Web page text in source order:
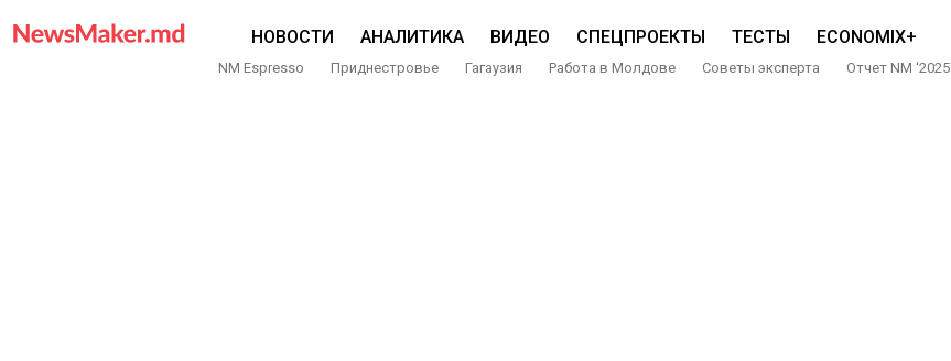
НОВОСТИ АНАЛИТИКА ВИДЕО СПЕЦПРОЕКТЫ ТЕСТЫ ECONOMIX+
NM Espresso Приднестровье Гагаузия Работа в Молдове Советы эксперта Отчет NM ‘2025